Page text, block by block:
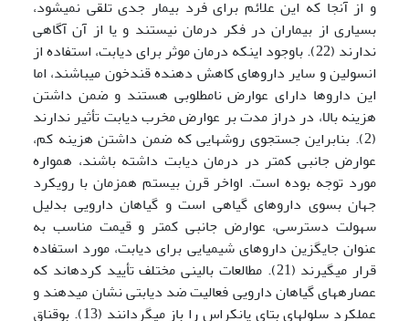
و از آنجا که این علائم برای فرد بیمار جدی تلقی نمی­شود،
بسیاری از بیماران در فکر درمان نیستند و یا از آن آگاهی
ندارند (22). باوجود اینکه درمان موثر برای دیابت، استفاده از
انسولین و سایر داروهای کاهش دهنده قندخون می­باشند، اما
این داروها دارای عوارض نامطلوبی هستند و ضمن داشتن
هزینه بالا، در دراز مدت بر عوارض مخرب دیابت تأثیر ندارند
(2). بنابراین جستجوی روشهایی که ضمن داشتن هزینه کم،
عوارض جانبی کمتر در درمان دیابت داشته باشند، همواره
مورد توجه بوده است. اواخر قرن بیستم همزمان با رویکرد
جهان بسوی داروهای گیاهی است و گیاهان دارویی بدلیل
سهولت دسترسی، عوارض جانبی کمتر و قیمت مناسب به
عنوان جایگزین داروهای شیمیایی برای دیابت، مورد استفاده
قرار می­گیرند (21). مطالعات بالینی مختلف تأیید کرده­اند که
عصاره­های گیاهان دارویی فعالیت ضد دیابتی نشان می­دهند و
عملکرد سلول­های بتای پانکراس را باز می­گردانند (13). بوقناق